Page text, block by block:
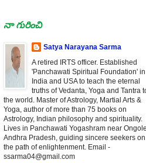
A retired IRTS officer. Established
'Panchawati Spiritual Foundation' in
India and USA to teach the eternal
truths of Vedanta, Yoga and Tantra to
the world. Master of Astrology, Martial Arts &
Yoga, author of more than 75 books on
Astrology, Indian philosophy and spirituality.
Lives in Panchawati Yogashram near Ongole
Andhra Pradesh, guiding sincere seekers on
the path of enlightenment. Email -
ssarma04@gmail.com
నా పూర్తి ప్రొఫైల్‌ను చూడండి